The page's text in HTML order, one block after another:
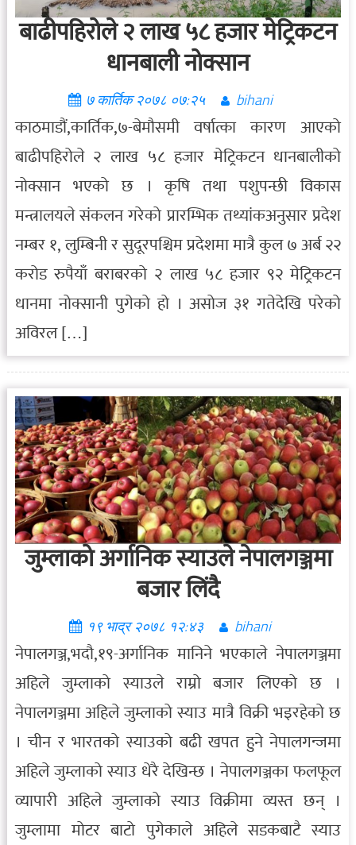
बाढीपहिरोले २ लाख ५८ हजार मेट्रिकटन
धानबाली नोक्सान
७ कार्तिक २०७८ ०७:२५ bihani
काठमाडौं,कार्तिक,७-बेमौसमी वर्षात्का कारण आएको
बाढीपहिरोले २ लाख ५८ हजार मेट्रिकटन धानबालीको
नोक्सान भएको छ । कृषि तथा पशुपन्छी विकास
मन्त्रालयले संकलन गरेको प्रारम्भिक तथ्यांकअनुसार प्रदेश
नम्बर १, लुम्बिनी र सुदूरपश्चिम प्रदेशमा मात्रै कुल ७ अर्ब २२
करोड रुपैयाँ बराबरको २ लाख ५८ हजार ९२ मेट्रिकटन
धानमा नोक्सानी पुगेको हो । असोज ३१ गतेदेखि परेको
अविरल […]
जुम्लाको अर्गानिक स्याउले नेपालगञ्जमा
बजार लिंदै
१९ भाद्र २०७८ १२:४३ bihani
नेपालगञ्ज,भदौ,१९-अर्गानिक मानिने भएकाले नेपालगञ्जमा
अहिले जुम्लाको स्याउले राम्रो बजार लिएको छ ।
नेपालगञ्जमा अहिले जुम्लाको स्याउ मात्रै विक्री भइरहेको छ
। चीन र भारतको स्याउको बढी खपत हुने नेपालगन्जमा
अहिले जुम्लाको स्याउ धेरै देखिन्छ । नेपालगञ्जका फलफूल
व्यापारी अहिले जुम्लाको स्याउ विक्रीमा व्यस्त छन् ।
जुम्लामा मोटर बाटो पुगेकाले अहिले सडकबाटै स्याउ